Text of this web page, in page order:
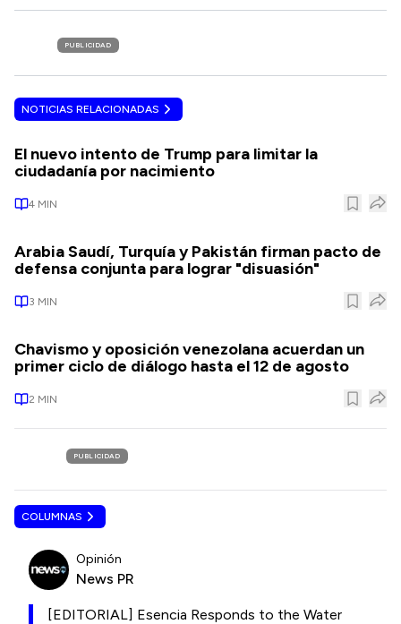
PUBLICIDAD
NOTICIAS RELACIONADAS
El nuevo intento de Trump para limitar la
ciudadanía por nacimiento
4 MIN
Arabia Saudí, Turquía y Pakistán firman pacto de
defensa conjunta para lograr "disuasión"
3 MIN
Chavismo y oposición venezolana acuerdan un
primer ciclo de diálogo hasta el 12 de agosto
2 MIN
PUBLICIDAD
COLUMNAS
Opinión
News PR
[EDITORIAL] Esencia Responds to the Water